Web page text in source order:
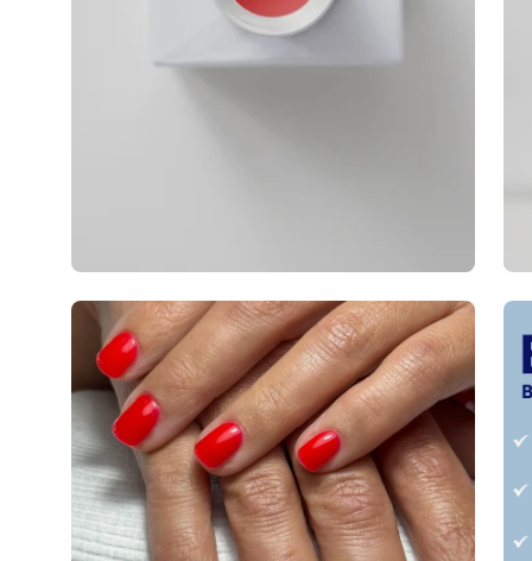
Afbeeldingslightbox
openen